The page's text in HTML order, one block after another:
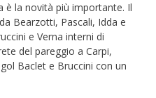
è la novità più importante. Il
Bearzotti, Pascali, Idda e
e Verna interni di
del pareggio a Carpi,
Baclet e Bruccini con un